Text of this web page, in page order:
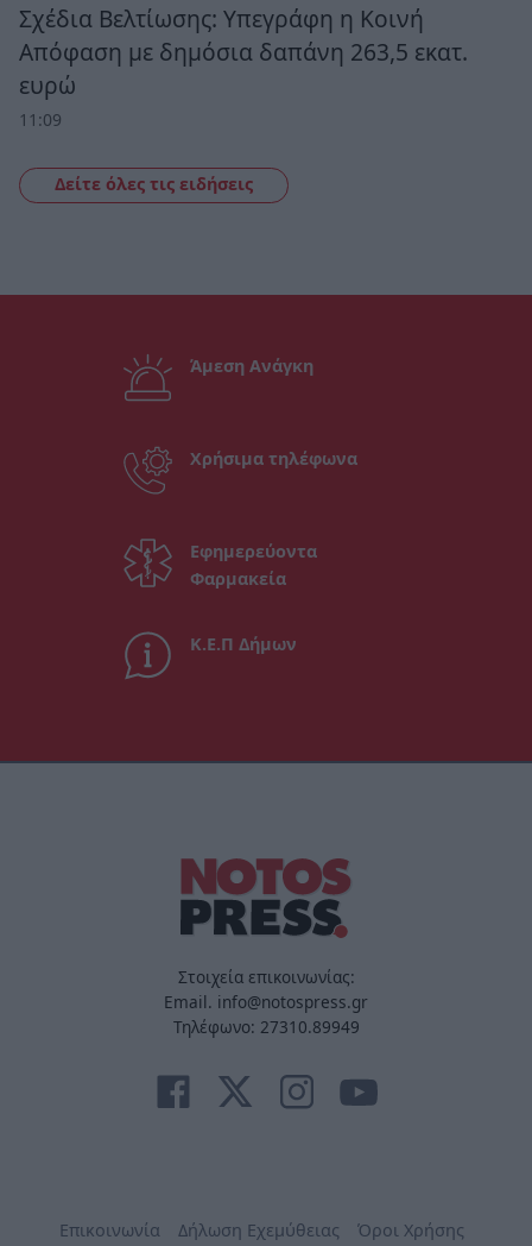
Σχέδια Βελτίωσης: Υπεγράφη η Κοινή
Απόφαση με δημόσια δαπάνη 263,5 εκατ.
ευρώ
11:09
Δείτε όλες τις ειδήσεις
Άμεση Ανάγκη
Χρήσιμα τηλέφωνα
Εφημερεύοντα
Φαρμακεία
Κ.Ε.Π Δήμων
Στοιχεία επικοινωνίας:
Email. info@notospress.gr
Τηλέφωνο: 27310.89949
Επικοινωνία Δήλωση Εχεμύθειας Όροι Χρήσης